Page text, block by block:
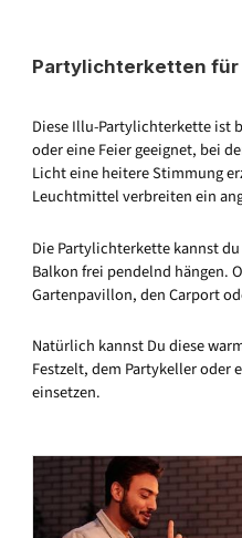
Partylichterketten für
Diese Illu-Partylichterkette ist
oder eine Feier geeignet, bei
Licht eine heitere Stimmung
Leuchtmittel verbreiten ein
Die Partylichterkette kannst
Balkon frei pendelnd hängen.
Gartenpavillon, den Carport
Natürlich kannst Du diese
Festzelt, dem Partykeller oder
einsetzen.